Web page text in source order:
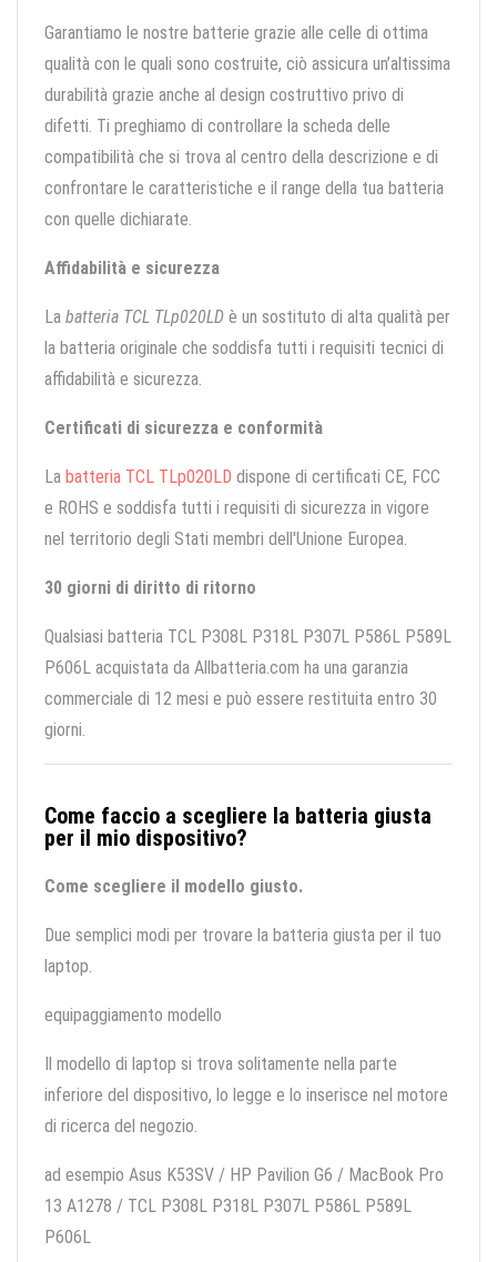
Garantiamo le nostre batterie grazie alle celle di ottima
qualità con le quali sono costruite, ciò assicura un’altissima
durabilità grazie anche al design costruttivo privo di
difetti. Ti preghiamo di controllare la scheda delle
compatibilità che si trova al centro della descrizione e di
confrontare le caratteristiche e il range della tua batteria
con quelle dichiarate.
Affidabilità e sicurezza
La batteria TCL TLp020LD è un sostituto di alta qualità per
la batteria originale che soddisfa tutti i requisiti tecnici di
affidabilità e sicurezza.
Certificati di sicurezza e conformità
La batteria TCL TLp020LD dispone di certificati CE, FCC
e ROHS e soddisfa tutti i requisiti di sicurezza in vigore
nel territorio degli Stati membri dell'Unione Europea.
30 giorni di diritto di ritorno
Qualsiasi batteria TCL P308L P318L P307L P586L P589L
P606L acquistata da Allbatteria.com ha una garanzia
commerciale di 12 mesi e può essere restituita entro 30
giorni.
Come faccio a scegliere la batteria giusta
per il mio dispositivo?
Come scegliere il modello giusto.
Due semplici modi per trovare la batteria giusta per il tuo
laptop.
equipaggiamento modello
Il modello di laptop si trova solitamente nella parte
inferiore del dispositivo, lo legge e lo inserisce nel motore
di ricerca del negozio.
ad esempio Asus K53SV / HP Pavilion G6 / MacBook Pro
13 A1278 / TCL P308L P318L P307L P586L P589L
P606L